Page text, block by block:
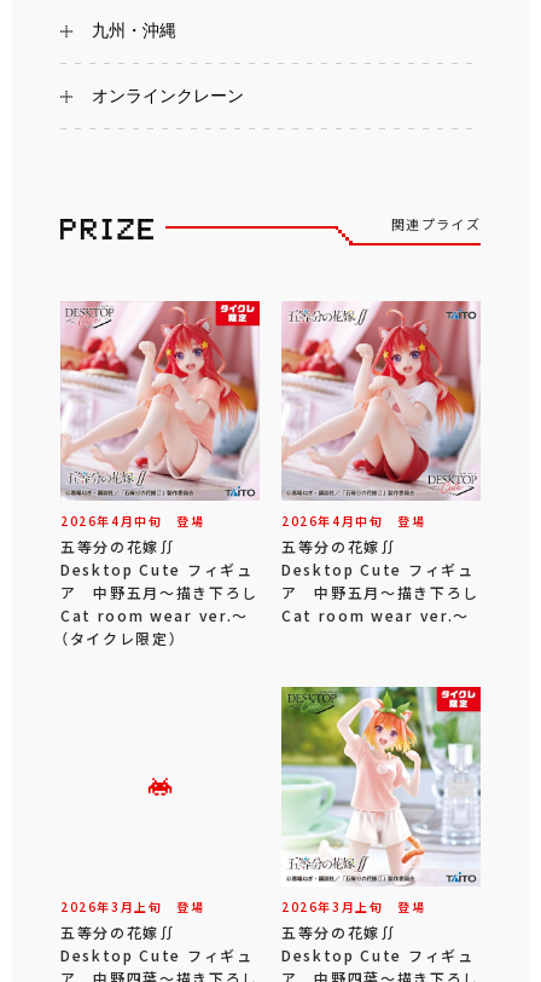
九州・沖縄
オンラインクレーン
関連プライズ
2026年4 月中旬 登場
五等分の花嫁∬
Desktop Cute フィギュ
ア 中野五月～描き下ろし
Cat room wear ver.～
（タイクレ限定）
2026年4 月中旬 登場
五等分の花嫁∬
Desktop Cute フィギュ
ア 中野五月～描き下ろし
Cat room wear ver.～
2026年3 月 上旬 登場
五等分の花嫁∬
Desktop Cute フィギュ
2026年3 月 上旬 登場
五等分の花嫁∬
Desktop Cute フィギュ